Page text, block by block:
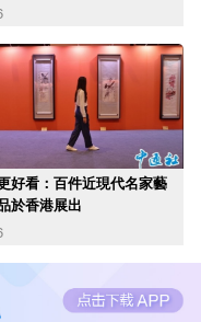
好看：百件近現代名家藝
於香港展出